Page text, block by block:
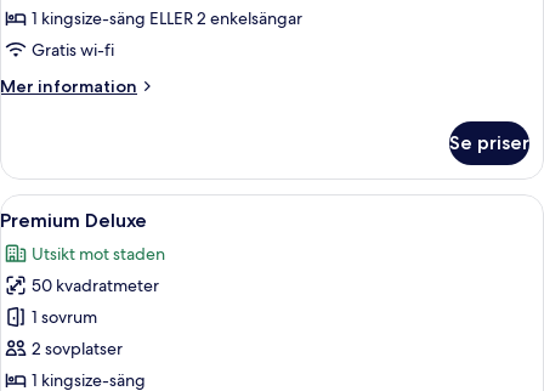
1 kingsize-säng ELLER 2 enkelsängar
Gratis wi-fi
Mer information
Mer
Panorama
Se priser
Öppna
alla
foton
för
Premium
Deluxe
Ett modernt badrum med ett stort
13
Premium Deluxe
Utsikt mot staden
50 kvadratmeter
1 sovrum
2 sovplatser
1 kingsize-säng